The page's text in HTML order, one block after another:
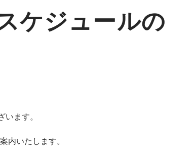
ケジュールの
ます。
内いたします。